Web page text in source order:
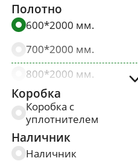
Полотно
600*2000 мм.
700*2000 мм.
800*2000 мм.
900*2000 мм.
Коробка
Коробка с
уплотнителем
Наличник
Наличник